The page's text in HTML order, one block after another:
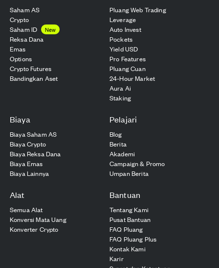
Saham AS
Crypto
Saham ID
New
Reksa Dana
Emas
Options
Crypto Futures
Bandingkan Aset
Pluang Web Trading
Leverage
Auto Invest
Pockets
Yield USD
Pro Features
Pluang Cuan
24-Hour Market
Aura Ai
Staking
Biaya
Biaya Saham AS
Biaya Crypto
Biaya Reksa Dana
Biaya Emas
Biaya Lainnya
Pelajari
Blog
Berita
Akademi
Campaign & Promo
Umpan Berita
Alat
Semua Alat
Konversi Mata Uang
Konverter Crypto
Bantuan
Tentang Kami
Pusat Bantuan
FAQ Pluang
FAQ Pluang Plus
Kontak Kami
Karir